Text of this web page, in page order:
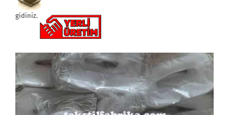
gidiniz.